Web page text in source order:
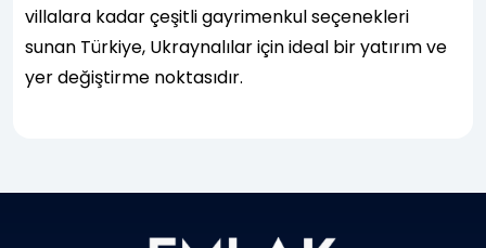
villalara kadar çeşitli gayrimenkul seçenekleri
sunan Türkiye, Ukraynalılar için ideal bir yatırım ve
yer değiştirme noktasıdır.